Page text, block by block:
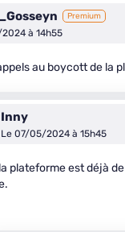
Premium
à 14h55
au boycott de la
Inny
Le 07/05/2024 à 15h45
plateforme est déjà